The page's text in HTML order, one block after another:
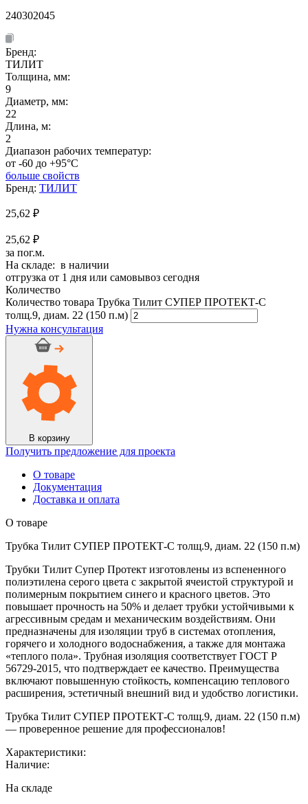
240302045
Бренд:
ТИЛИТ
Толщина, мм:
9
Диаметр, мм:
22
Длина, м:
2
Диапазон рабочих температур:
от -60 до +95°C
больше свойств
Бренд: ТИЛИТ
25,62 ₽
25,62 ₽
за пог.м.
На складе: в наличии
отгрузка от 1 дня или самовывоз сегодня
Количество
Количество товара Трубка Тилит СУПЕР ПРОТЕКТ-С
толщ.9, диам. 22 (150 п.м)
Нужна консультация
В корзину
Получить предложение для проекта
О товаре
Документация
Доставка и оплата
О товаре
Трубка Тилит СУПЕР ПРОТЕКТ-С толщ.9, диам. 22 (150 п.м)
Трубки Тилит Супер Протект изготовлены из вспененного
полиэтилена серого цвета с закрытой ячеистой структурой и
полимерным покрытием синего и красного цветов. Это
повышает прочность на 50% и делает трубки устойчивыми к
агрессивным средам и механическим воздействиям. Они
предназначены для изоляции труб в системах отопления,
горячего и холодного водоснабжения, а также для монтажа
«теплого пола». Трубная изоляция соответствует ГОСТ Р
56729-2015, что подтверждает ее качество. Преимущества
включают повышенную стойкость, компенсацию теплового
расширения, эстетичный внешний вид и удобство логистики.
Трубка Тилит СУПЕР ПРОТЕКТ-С толщ.9, диам. 22 (150 п.м)
— проверенное решение для профессионалов!
Характеристики:
Наличие:
На складе